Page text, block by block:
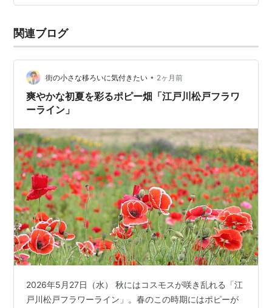
心の中にあって緑の樹々の静寂とビル群の中で人々が忙
広場 夏になると噴水が出るみたいです。ニョキッと顔を
出しているビル群が印象的。…
関連ブログ
街の小さな移ろいに気付きたい • 2ヶ月前
爽やかな初夏を彩るポピー畑「江戸川松戸フラワ
ーライン」
2026年5月27日（水） 秋にはコスモスが咲き乱れる「江
戸川松戸フラワーライン」。春のこの時期にはポピーが